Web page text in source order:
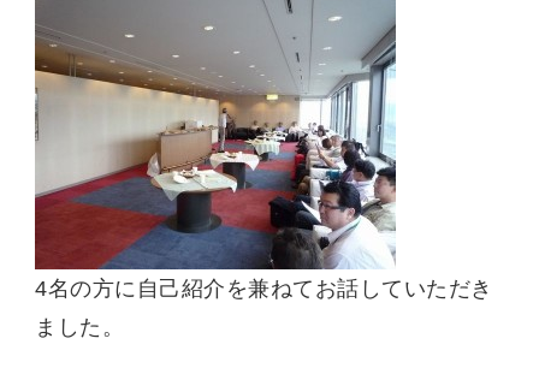
4名の方に自己紹介を兼ねてお話していただき
ました。